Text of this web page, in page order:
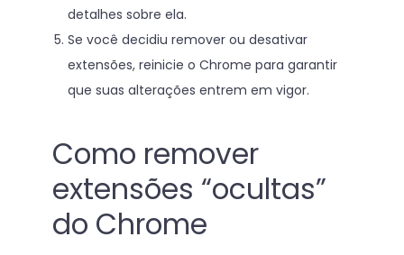
detalhes sobre ela.
Se você decidiu remover ou desativar
extensões, reinicie o Chrome para garantir
que suas alterações entrem em vigor.
Como remover
extensões “ocultas”
do Chrome